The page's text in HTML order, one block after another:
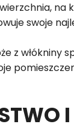
na
swoje
z włókniny